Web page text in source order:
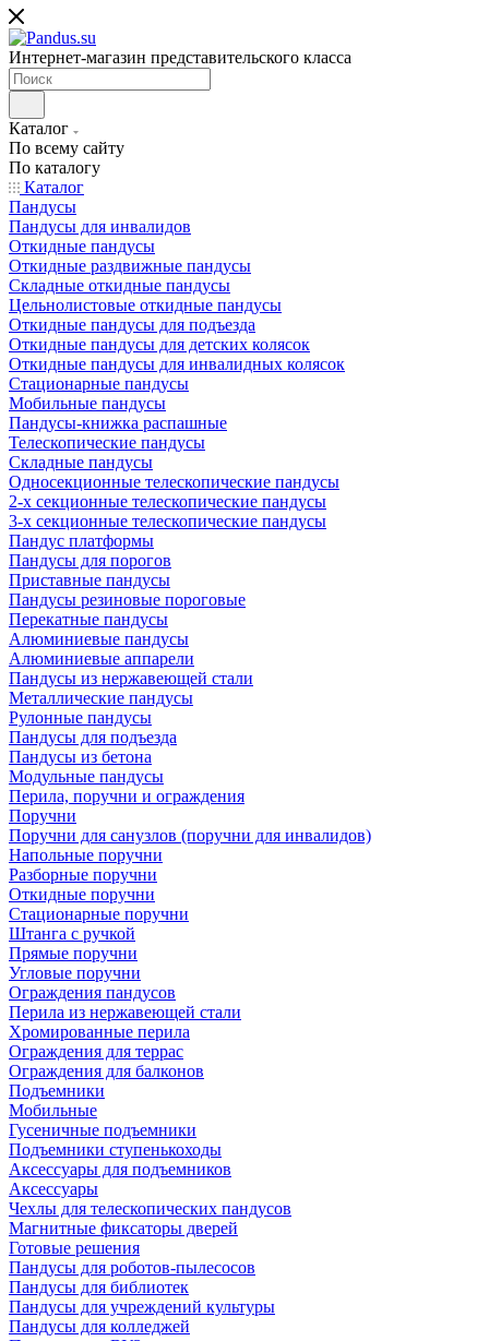
Интернет-магазин представительского класса
Каталог
По всему сайту
По каталогу
Каталог
Пандусы
Пандусы для инвалидов
Откидные пандусы
Откидные раздвижные пандусы
Складные откидные пандусы
Цельнолистовые откидные пандусы
Откидные пандусы для подъезда
Откидные пандусы для детских колясок
Откидные пандусы для инвалидных колясок
Стационарные пандусы
Мобильные пандусы
Пандусы-книжка распашные
Телескопические пандусы
Складные пандусы
Односекционные телескопические пандусы
2-х секционные телескопические пандусы
3-х секционные телескопические пандусы
Пандус платформы
Пандусы для порогов
Приставные пандусы
Пандусы резиновые пороговые
Перекатные пандусы
Алюминиевые пандусы
Алюминиевые аппарели
Пандусы из нержавеющей стали
Металлические пандусы
Рулонные пандусы
Пандусы для подъезда
Пандусы из бетона
Модульные пандусы
Перила, поручни и ограждения
Поручни
Поручни для санузлов (поручни для инвалидов)
Напольные поручни
Разборные поручни
Откидные поручни
Стационарные поручни
Штанга с ручкой
Прямые поручни
Угловые поручни
Ограждения пандусов
Перила из нержавеющей стали
Хромированные перила
Ограждения для террас
Ограждения для балконов
Подъемники
Мобильные
Гусеничные подъемники
Подъемники ступенькоходы
Аксессуары для подъемников
Аксессуары
Чехлы для телескопических пандусов
Магнитные фиксаторы дверей
Готовые решения
Пандусы для роботов-пылесосов
Пандусы для библиотек
Пандусы для учреждений культуры
Пандусы для колледжей